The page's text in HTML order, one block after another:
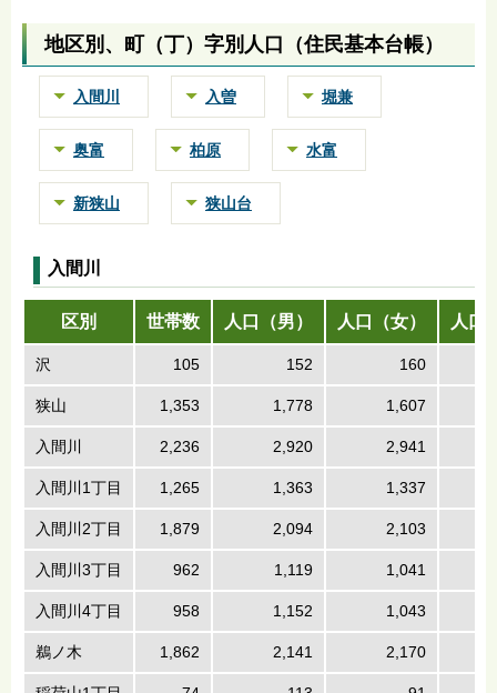
地区別、町（丁）字別人口（住民基本台帳）
入間川 入曽 堀兼
奥富 柏原 水富
新狭山 狭山台
入間川
区別 世帯数 人口（男） 人口（女） 人口
沢 105 152 160
狭山 1,353 1,778 1,607
入間川 2,236 2,920 2,941
入間川1丁目 1,265 1,363 1,337
入間川2丁目 1,879 2,094 2,103
入間川3丁目 962 1,119 1,041
入間川4丁目 958 1,152 1,043
鵜ノ木 1,862 2,141 2,170